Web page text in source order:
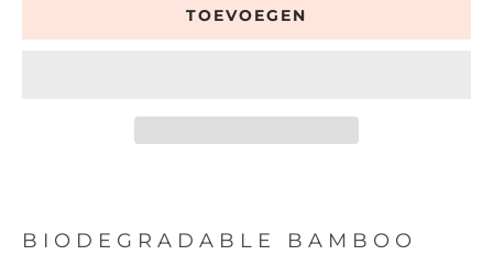
TOEVOEGEN
BIODEGRADABLE BAMBOO